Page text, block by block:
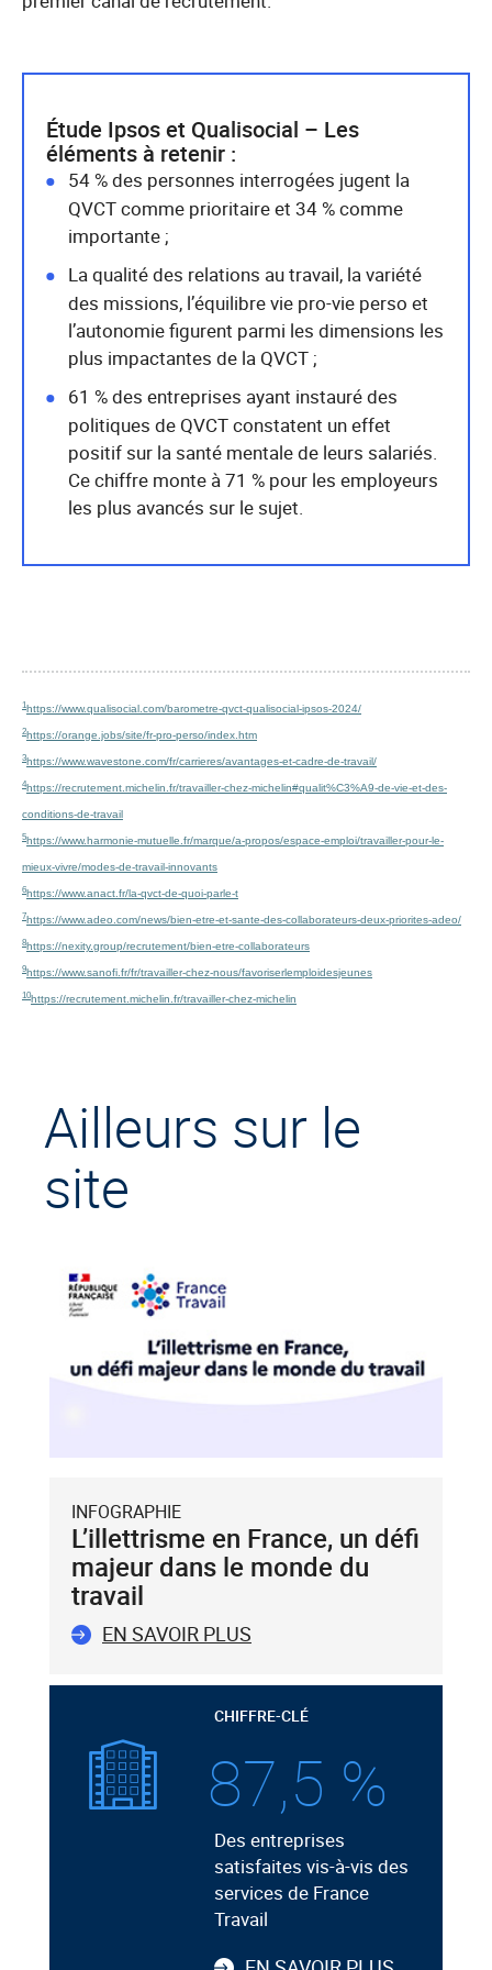
Étude Ipsos et Qualisocial – Les
éléments à retenir :
54 % des personnes interrogées jugent la
QVCT comme prioritaire et 34 % comme
importante ;
La qualité des relations au travail, la variété
des missions, l’équilibre vie pro-vie perso et
l’autonomie figurent parmi les dimensions les
plus impactantes de la QVCT ;
61 % des entreprises ayant instauré des
politiques de QVCT constatent un effet
positif sur la santé mentale de leurs salariés.
Ce chiffre monte à 71 % pour les employeurs
les plus avancés sur le sujet.
1https://www.qualisocial.com/barometre-qvct-qualisocial-ipsos-2024/
2https://orange.jobs/site/fr-pro-perso/index.htm
3https://www.wavestone.com/fr/carrieres/avantages-et-cadre-de-travail/
4https://recrutement.michelin.fr/travailler-chez-michelin#qualit%C3%A9-de-vie-et-des-
conditions-de-travail
5https://www.harmonie-mutuelle.fr/marque/a-propos/espace-emploi/travailler-pour-le-
mieux-vivre/modes-de-travail-innovants
6https://www.anact.fr/la-qvct-de-quoi-parle-t
7https://www.adeo.com/news/bien-etre-et-sante-des-collaborateurs-deux-priorites-adeo/
8https://nexity.group/recrutement/bien-etre-collaborateurs
9https://www.sanofi.fr/fr/travailler-chez-nous/favoriserlemploidesjeunes
10https://recrutement.michelin.fr/travailler-chez-michelin
Ailleurs sur le
site
INFOGRAPHIE
L’illettrisme en France, un défi
majeur dans le monde du
travail
EN SAVOIR PLUS
CHIFFRE-CLÉ
87,5 %
Des entreprises
satisfaites vis-à-vis des
services de France
Travail